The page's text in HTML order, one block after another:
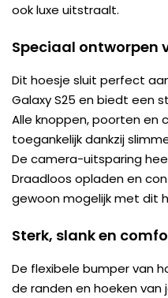
ook luxe uitstraalt.
Speciaal ontworpen
Dit hoesje sluit perfect
Galaxy S25 en biedt een
Alle knoppen, poorten en
toegankelijk dankzij
De camera-uitsparing
Draadloos opladen en
gewoon mogelijk met dit
Sterk, slank en
De flexibele bumper van
de randen en hoeken